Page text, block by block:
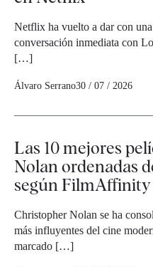
Netflix ha vuelto a dar con
conversación inmediata con
[…]
Álvaro Serrano30 / 07 / 2026
Las 10 mejores
Nolan ordenadas
según FilmAffinity
Christopher Nolan se ha
más influyentes del cine
marcado […]